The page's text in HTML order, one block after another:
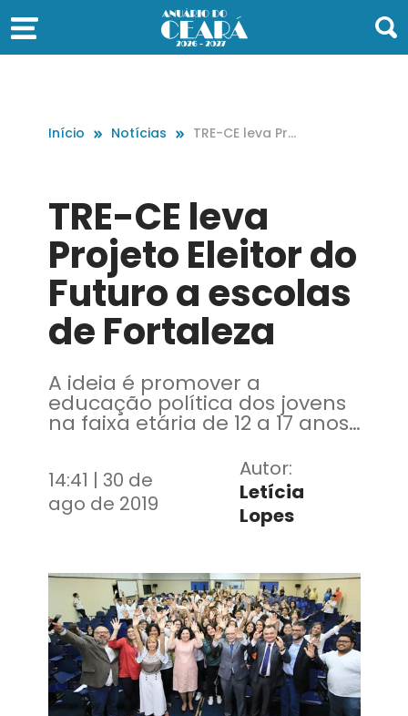
Início Notícias
TRE-CE leva Pro
TRE-CE leva
Projeto Eleitor do
Futuro a escolas
de Fortaleza
A ideia é promover a
educação política dos jovens
na faixa etária de 12 a 17 anos
estabelecimentos da rede de
ensino fundamental e médio
do Estado do Ceará,
estimulando-os ao exercício
14:41 | 30 de
ago de 2019
Autor:
Letícia
Lopes